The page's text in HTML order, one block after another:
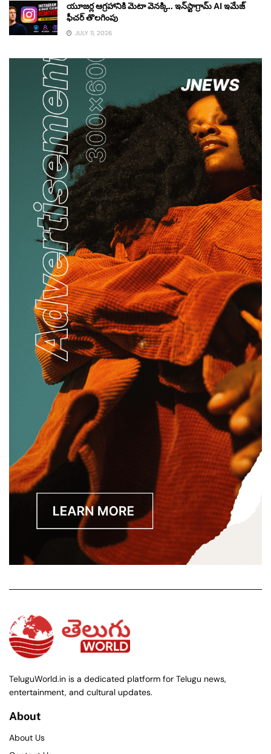
యూజర్ల ఆగ్రహానికి మెటా వెనక్కి.. ఇన్‌స్టాగ్రామ్ AI ఇమేజ్
ఫీచర్ తొలగింపు
JULY 11, 2026
TeluguWorld.in is a dedicated platform for Telugu news,
entertainment, and cultural updates.
About
About Us